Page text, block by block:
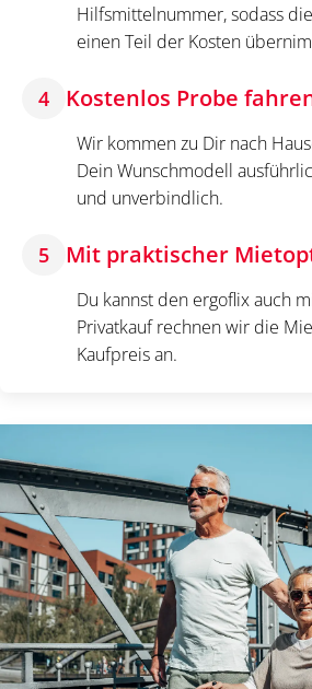
Hilfsmittelnummer, sodass
einen Teil der Kosten
4 Kostenlos Probe
Wir kommen zu Dir nach
Dein Wunschmodell
und unverbindlich.
5 Mit praktischer
Du kannst den ergoflix auch
Privatkauf rechnen wir die
Kaufpreis an.